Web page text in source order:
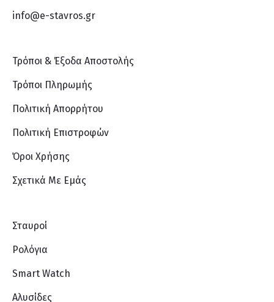
info@e-stavros.gr
Τρόποι & Έξοδα Αποστολής
Τρόποι Πληρωμής
Πολιτική Απορρήτου
Πολιτική Επιστροφών
Όροι Χρήσης
Σχετικά Με Eμάς
Σταυροί
Ρολόγια
Smart Watch
Αλυσίδες